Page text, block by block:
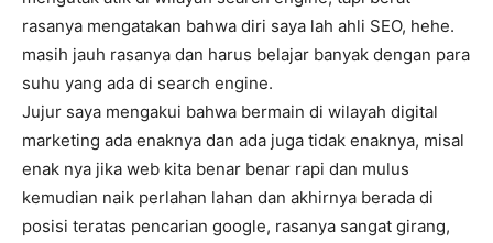
rasanya mengatakan bahwa diri saya lah ahli SEO, hehe.
masih jauh rasanya dan harus belajar banyak dengan para
suhu yang ada di search engine.
Jujur saya mengakui bahwa bermain di wilayah digital
marketing ada enaknya dan ada juga tidak enaknya, misal
enak nya jika web kita benar benar rapi dan mulus
kemudian naik perlahan lahan dan akhirnya berada di
posisi teratas pencarian google, rasanya sangat girang,